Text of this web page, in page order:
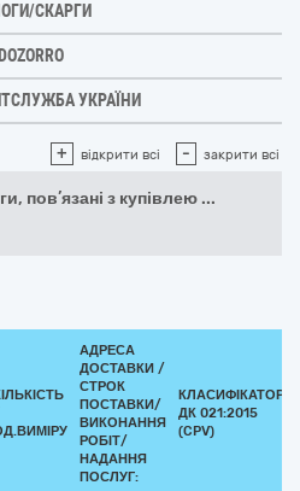
СКАРГИ
DOZORRO
УКРАЇНИ
+ відкрити всі - закрити всі
пов’язані з купівлею ...
АДРЕСА
ДОСТАВКИ /
СТРОК
ПОСТАВКИ/
ВИКОНАННЯ
РОБІТ/
НАДАННЯ
ПОСЛУГ:
КЛАСИФІКАТОР
ДК 021:2015
(CPV)